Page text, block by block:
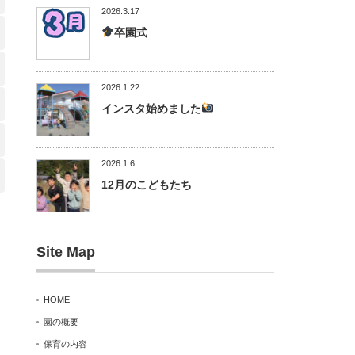
2026.3.17
卒園式
2026.1.22
インスタ始めました
2026.1.6
12月のこどもたち
Site Map
HOME
園の概要
保育の内容